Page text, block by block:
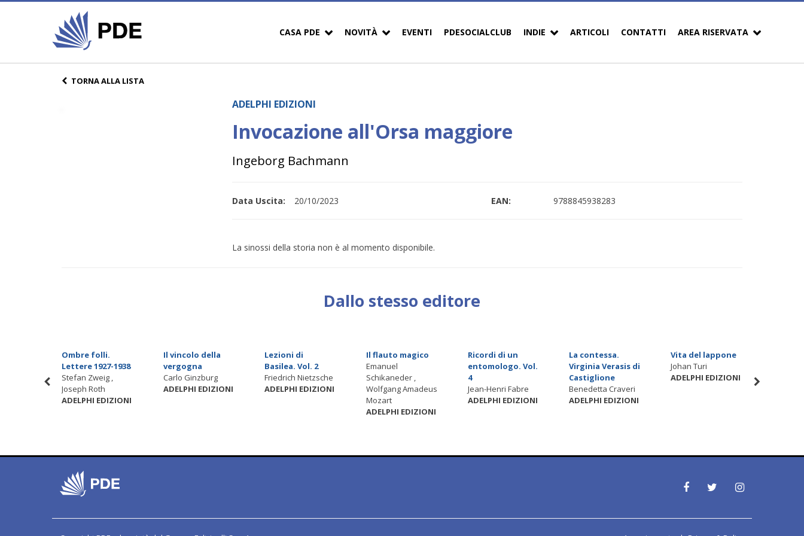
CASA PDE NOVITÀ EVENTI PDESOCIALCLUB INDIE ARTICOLI CONTATTI AREA RISERVATA
TORNA ALLA LISTA
ADELPHI EDIZIONI
Invocazione all'Orsa maggiore
Ingeborg Bachmann
Data Uscita: 20/10/2023 EAN: 9788845938283
La sinossi della storia non è al momento disponibile.
Dallo stesso editore
Ombre folli.
Lettere 1927-1938
Stefan Zweig ,
Joseph Roth
ADELPHI EDIZIONI
Il vincolo della
vergogna
Carlo Ginzburg
ADELPHI EDIZIONI
Lezioni di
Basilea. Vol. 2
Friedrich Nietzsche
ADELPHI EDIZIONI
Il flauto magico
Emanuel
Schikaneder ,
Wolfgang Amadeus
Mozart
ADELPHI EDIZIONI
Ricordi di un
entomologo. Vol.
4
Jean-Henri Fabre
ADELPHI EDIZIONI
La contessa.
Virginia Verasis di
Castiglione
Benedetta Craveri
ADELPHI EDIZIONI
Vita del lappone
Johan Turi
ADELPHI EDIZIONI